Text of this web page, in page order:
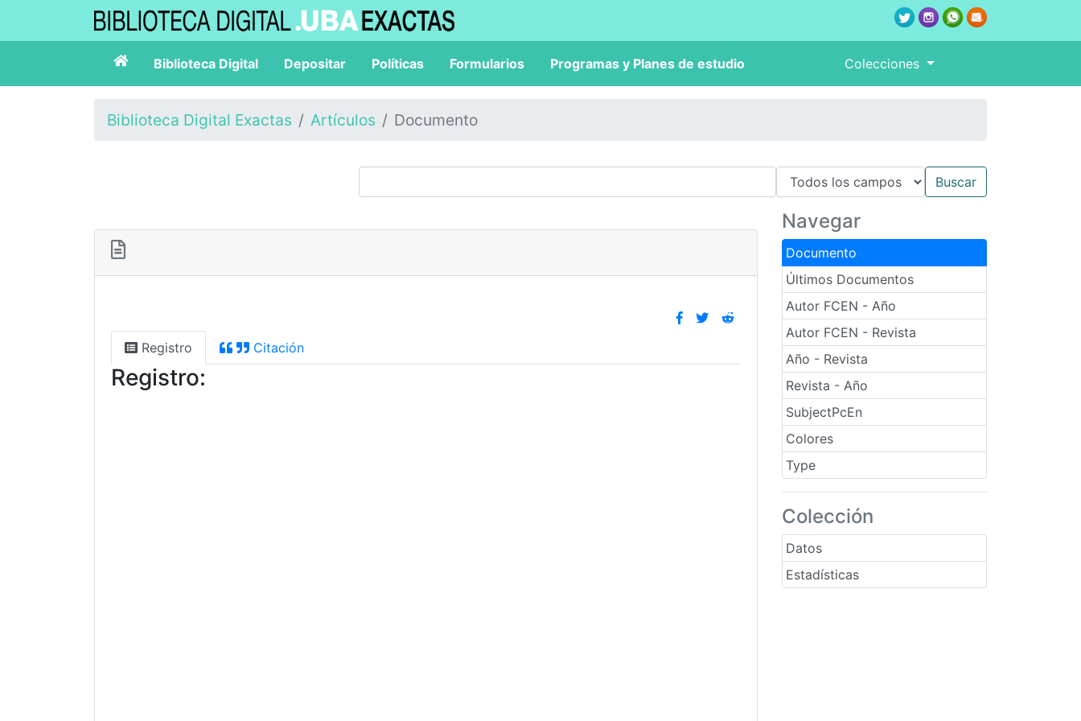
Biblioteca Digital Depositar Políticas Formularios Programas y Planes de estudio Colecciones
Biblioteca Digital Exactas Artículos Documento
Navegar
Documento
Últimos Documentos
Autor FCEN - Año
Autor FCEN - Revista
Año - Revista
Revista - Año
SubjectPcEn
Colores
Type
Colección
Datos
Estadísticas
Registro Citación
Registro: